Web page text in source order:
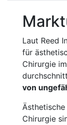
Laut Reed
für
Chirurgie
von
Chirurgie